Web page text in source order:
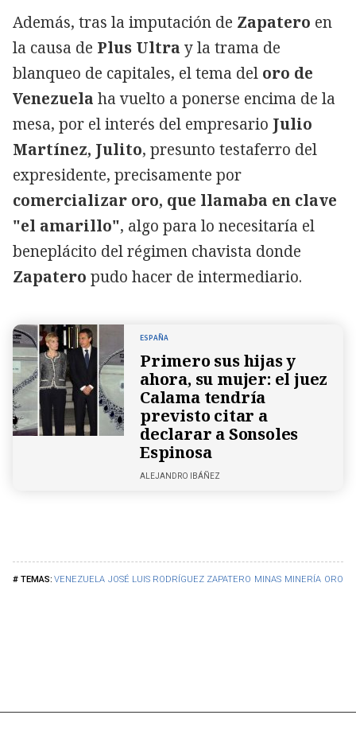
VENEZUELA JOSÉ LUIS RODRÍGUEZ ZAPATERO MINAS MINERÍA ORO
Además, tras la imputación de Zapatero en
la causa de Plus Ultra y la trama de
blanqueo de capitales, el tema del oro de
Venezuela ha vuelto a ponerse encima de la
mesa, por el interés del empresario Julio
Martínez, Julito, presunto testaferro del
expresidente, precisamente por
comercializar oro, que llamaba en clave
"el amarillo", algo para lo necesitaría el
beneplácito del régimen chavista donde
Zapatero pudo hacer de intermediario.
ESPAÑA
Primero sus hijas y
ahora, su mujer: el juez
Calama tendría
previsto citar a
declarar a Sonsoles
Espinosa
ALEJANDRO IBÁÑEZ